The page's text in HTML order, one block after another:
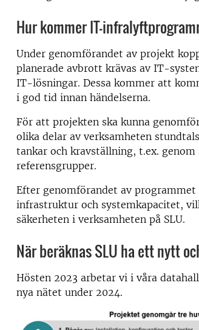
Hur kommer IT-
Under genomförandet av projekt
planerade avbrott krävas av IT-
IT-lösningar. Dessa kommer att
i god tid innan händelserna.
För att projekten ska kunna
olika delar av verksamheten
tankar och kravställning, t.ex.
referensgrupper.
Efter genomförandet av
infrastruktur och systemkapacitet,
säkerheten i verksamheten på SLU.
När beräknas SLU ha ett nytt
Hösten 2023 arbetar vi i våra
nya nätet under 2024.